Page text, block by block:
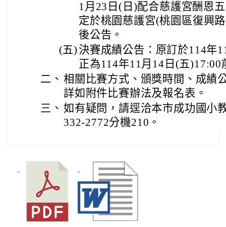
1月23日(日)配合慈護宮酬恩
定於桃園慈護宮(桃園區復興
後公告。
(五) 決賽成績公告：原訂於114年
正為114年11月14日(五)17:00
二、 相關比賽方式、頒獎時間、成績
詳如附件比賽辦法及報名表。
三、 如有疑問，請逕洽本市成功國小
332-2772分機210。